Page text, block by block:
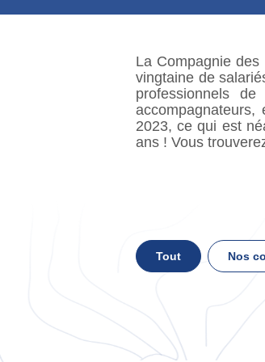
La Compagnie
vingtaine de
professionnels
2023, ce qui est
ans ! Vous
Tout Nos